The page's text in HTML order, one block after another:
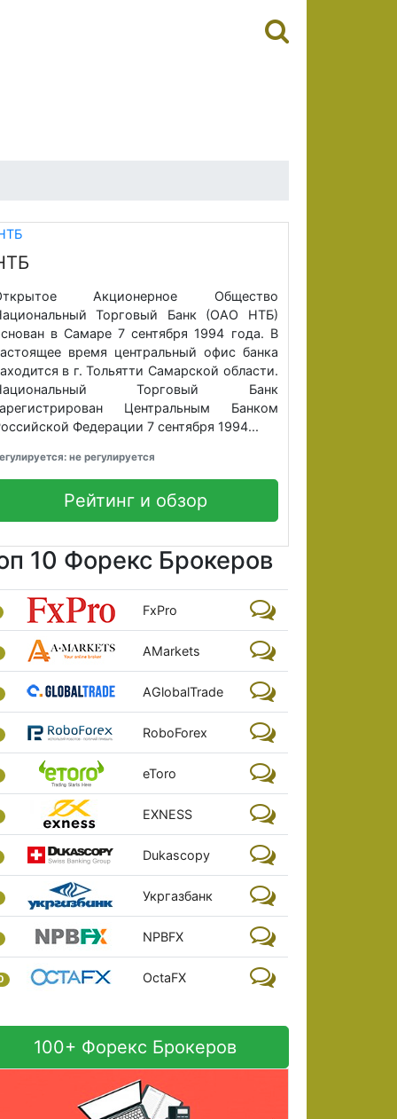
Акционерное Общество
Торговый Банк (ОАО НТБ)
в Самаре 7 сентября 1994 года. В
время центральный офис банка
в г. Тольятти Самарской области.
Торговый Банк
Центральным Банком
Федерации 7 сентября 1994...
не регулируется
Рейтинг и обзор
10 Форекс Брокеров
FxPro
AMarkets
AGlobalTrade
RoboForex
eToro
EXNESS
Dukascopy
Укргазбанк
NPBFX
OctaFX
100+ Форекс Брокеров